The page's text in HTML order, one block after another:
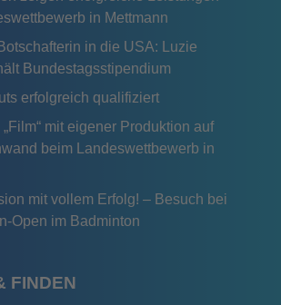
in Mettmann
in die USA: Luzie
Bundestagsstipendium
erfolgreich qualifiziert
mit eigener Produktion auf
beim Landeswettbewerb in
mit vollem Erfolg! – Besuch bei
Open im Badminton
FINDEN